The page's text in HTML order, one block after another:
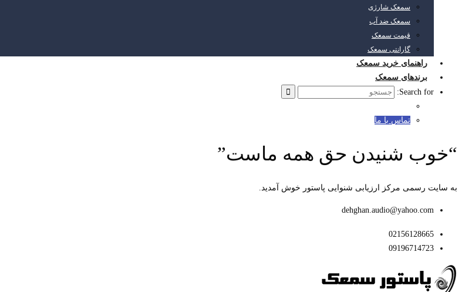
سمعک شارژی
سمعک ضد آب
قیمت سمعک
گارانتی سمعک
راهنمای خرید سمعک
برندهای سمعک
Search for:
تماس با ما
“خوب شنیدن حق همه ماست”
به سایت رسمی مرکز ارزیابی شنوایی پاستور خوش آمدید.
dehghan.audio@yahoo.com
02156128665
09196714723